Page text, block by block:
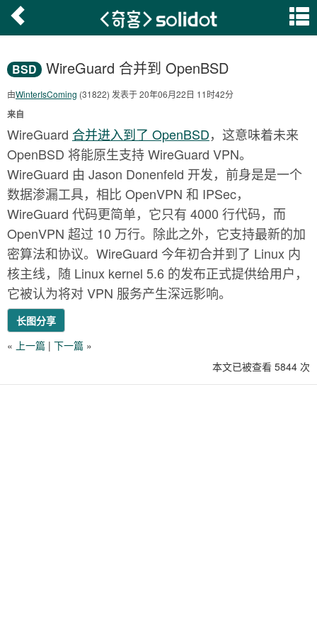
BSD WireGuard 合并到 OpenBSD
由WinterIsComing (31822) 发表于 20年06月22日 11时42分
来自
WireGuard 合并进入到了 OpenBSD，这意味着未来
OpenBSD 将能原生支持 WireGuard VPN。
WireGuard 由 Jason Donenfeld 开发，前身是是一个
数据渗漏工具，相比 OpenVPN 和 IPSec，
WireGuard 代码更简单，它只有 4000 行代码，而
OpenVPN 超过 10 万行。除此之外，它支持最新的加
密算法和协议。WireGuard 今年初合并到了 Linux 内
核主线，随 Linux kernel 5.6 的发布正式提供给用户，
它被认为将对 VPN 服务产生深远影响。
长图分享
« 上一篇 | 下一篇 »
本文已被查看 5844 次